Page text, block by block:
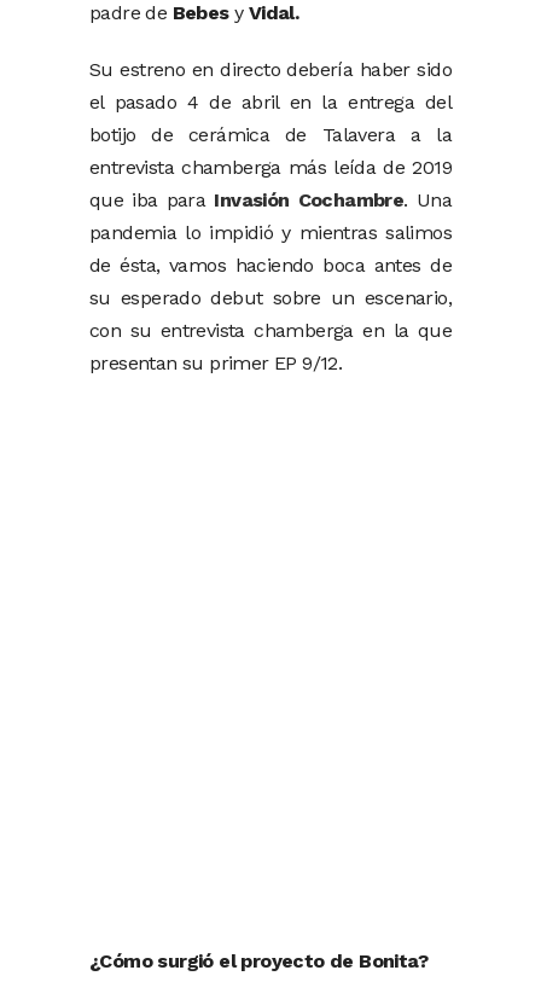
padre de Bebesy Vidal.
Su estreno en directo debería haber sido
el pasado 4 de abril en la entrega del
botijo de cerámica de Talavera a la
entrevista chamberga más leída de 2019
que iba para Invasión Cochambre. Una
pandemia lo impidió y mientras salimos
de ésta, vamos haciendo boca antes de
su esperado debut sobre un escenario,
con su entrevista chamberga en la que
presentan su primer EP 9/12.
¿Cómo surgió el proyecto de Bonita?